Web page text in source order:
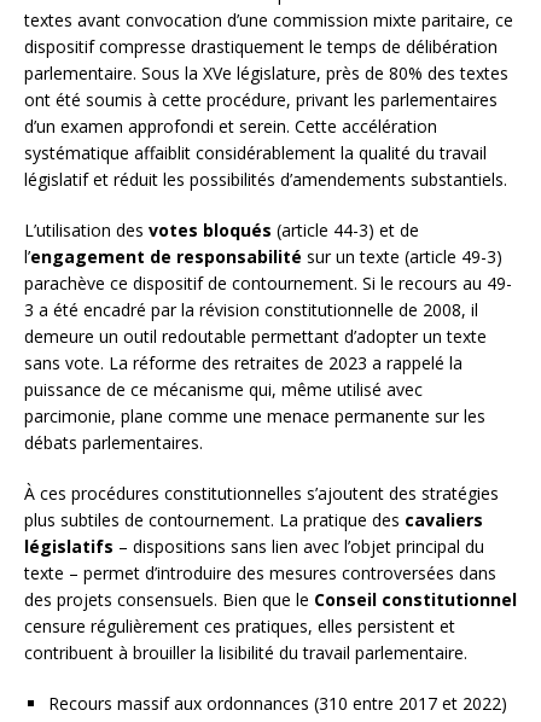
textes avant convocation d’une commission mixte paritaire, ce
dispositif compresse drastiquement le temps de délibération
parlementaire. Sous la XVe législature, près de 80% des textes
ont été soumis à cette procédure, privant les parlementaires
d’un examen approfondi et serein. Cette accélération
systématique affaiblit considérablement la qualité du travail
législatif et réduit les possibilités d’amendements substantiels.
L’utilisation des votes bloqués (article 44-3) et de
l’engagement de responsabilité sur un texte (article 49-3)
parachève ce dispositif de contournement. Si le recours au 49-
3 a été encadré par la révision constitutionnelle de 2008, il
demeure un outil redoutable permettant d’adopter un texte
sans vote. La réforme des retraites de 2023 a rappelé la
puissance de ce mécanisme qui, même utilisé avec
parcimonie, plane comme une menace permanente sur les
débats parlementaires.
À ces procédures constitutionnelles s’ajoutent des stratégies
plus subtiles de contournement. La pratique des cavaliers
législatifs – dispositions sans lien avec l’objet principal du
texte – permet d’introduire des mesures controversées dans
des projets consensuels. Bien que le Conseil constitutionnel
censure régulièrement ces pratiques, elles persistent et
contribuent à brouiller la lisibilité du travail parlementaire.
Recours massif aux ordonnances (310 entre 2017 et 2022)